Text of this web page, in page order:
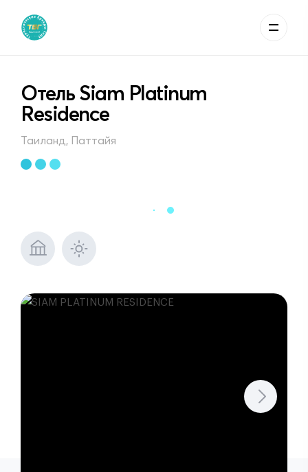
Отель Siam Platinum
Residence
Таиланд, Паттайя